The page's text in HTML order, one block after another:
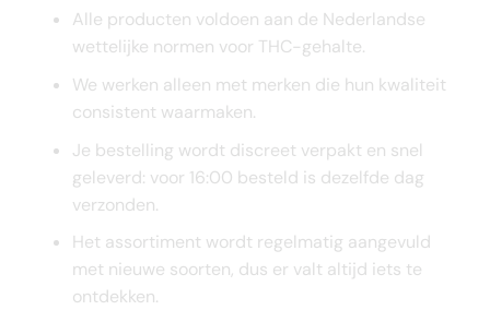
Alle producten voldoen aan de Nederlandse
wettelijke normen voor THC-gehalte.
We werken alleen met merken die hun kwaliteit
consistent waarmaken.
Je bestelling wordt discreet verpakt en snel
geleverd: voor 16:00 besteld is dezelfde dag
verzonden.
Het assortiment wordt regelmatig aangevuld
met nieuwe soorten, dus er valt altijd iets te
ontdekken.